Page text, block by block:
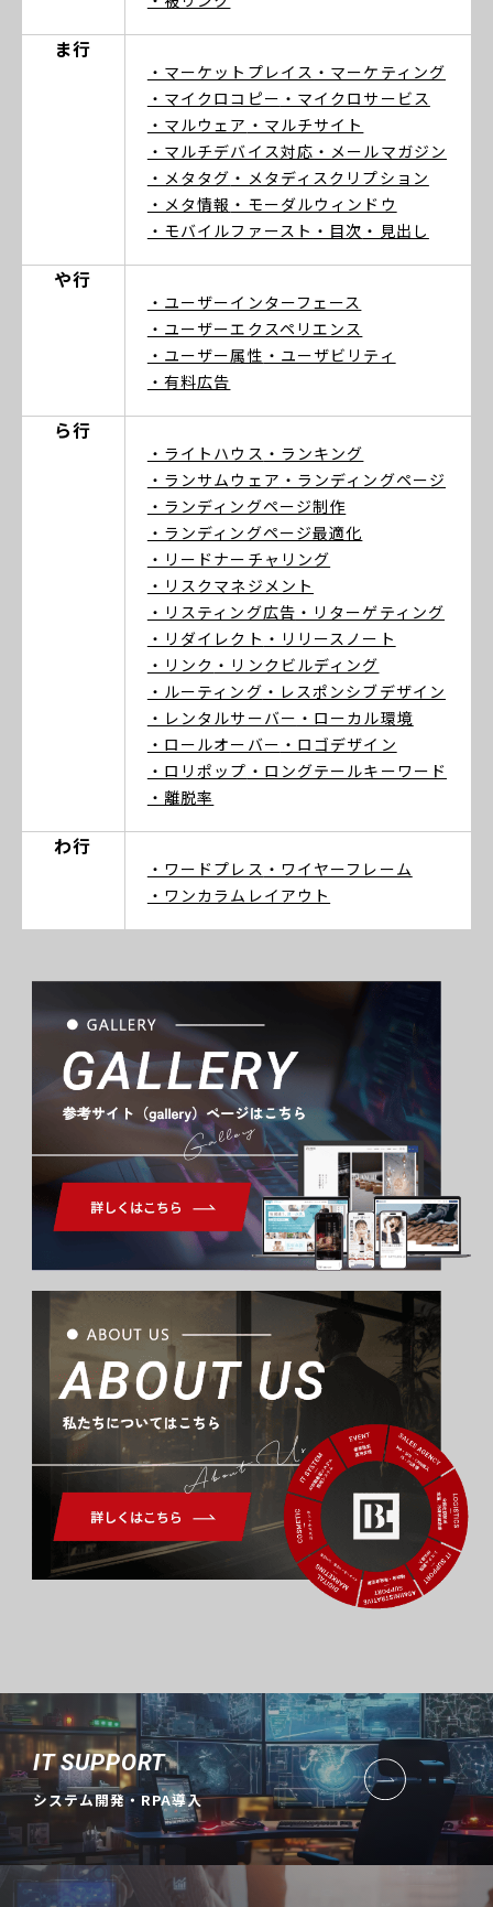
ま行
・マーケットプレイス ・マーケティング
・マイクロコピー ・マイクロサービス
・マルウェア ・マルチサイト
・マルチデバイス対応 ・メールマガジン
・メタタグ ・メタディスクリプション
・メタ情報 ・モーダルウィンドウ
・モバイルファースト ・目次 ・見出し
や行
・ユーザーインターフェース
・ユーザーエクスペリエンス
・ユーザー属性 ・ユーザビリティ
・有料広告
ら行
・ライトハウス ・ランキング
・ランサムウェア ・ランディングページ
・ランディングページ制作
・ランディングページ最適化
・リードナーチャリング
・リスクマネジメント
・リスティング広告 ・リターゲティング
・リダイレクト ・リリースノート
・リンク ・リンクビルディング
・ルーティング ・レスポンシブデザイン
・レンタルサーバー ・ローカル環境
・ロールオーバー ・ロゴデザイン
・ロリポップ ・ロングテールキーワード
・離脱率
わ行
・ワードプレス ・ワイヤーフレーム
・ワンカラムレイアウト
Gallery
About Us
IT SUPPORT
システム開発・RPA導入